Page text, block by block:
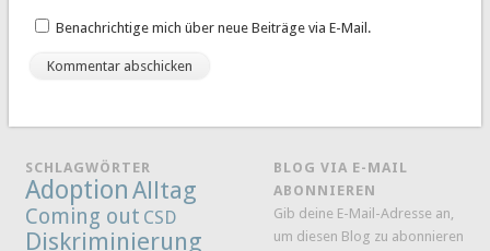
Benachrichtige mich über neue Beiträge via E-Mail.
SCHLAGWÖRTER
AdoptionAlltag
Coming out CSD
Diskriminierung
BLOG VIA E-MAIL
ABONNIEREN
Gib deine E-Mail-Adresse an,
um diesen Blog zu abonnieren